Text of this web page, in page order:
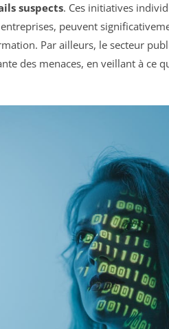
suspects. Ces initiatives
peuvent
Par ailleurs, le secteur
des menaces, en veillant à ce